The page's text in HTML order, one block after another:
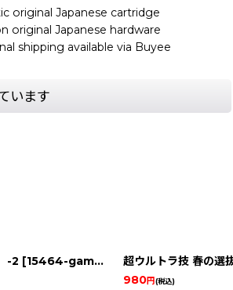
original Japanese cartridge
original Japanese hardware
shipping available via Buyee
います
-2 [15464-game-famicom-guidbook ]
超ウルトラ技 春の選
980円(税込)